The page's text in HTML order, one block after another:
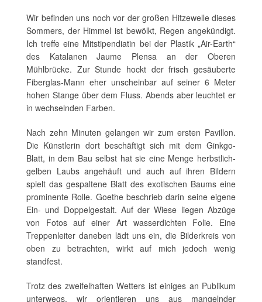
Wir befinden uns noch vor der großen Hitzewelle dieses
Sommers, der Himmel ist bewölkt, Regen angekündigt.
Ich treffe eine Mitstipendiatin bei der Plastik „Air-Earth“
des Katalanen Jaume Plensa an der Oberen
Mühlbrücke. Zur Stunde hockt der frisch gesäuberte
Fiberglas-Mann eher unscheinbar auf seiner 6 Meter
hohen Stange über dem Fluss. Abends aber leuchtet er
in wechselnden Farben.
Nach zehn Minuten gelangen wir zum ersten Pavillon.
Die Künstlerin dort beschäftigt sich mit dem Ginkgo-
Blatt, in dem Bau selbst hat sie eine Menge herbstlich-
gelben Laubs angehäuft und auch auf ihren Bildern
spielt das gespaltene Blatt des exotischen Baums eine
prominente Rolle. Goethe beschrieb darin seine eigene
Ein- und Doppelgestalt. Auf der Wiese liegen Abzüge
von Fotos auf einer Art wasserdichten Folie. Eine
Treppenleiter daneben lädt uns ein, die Bilderkreis von
oben zu betrachten, wirkt auf mich jedoch wenig
standfest.
Trotz des zweifelhaften Wetters ist einiges an Publikum
unterwegs, wir orientieren uns aus mangelnder